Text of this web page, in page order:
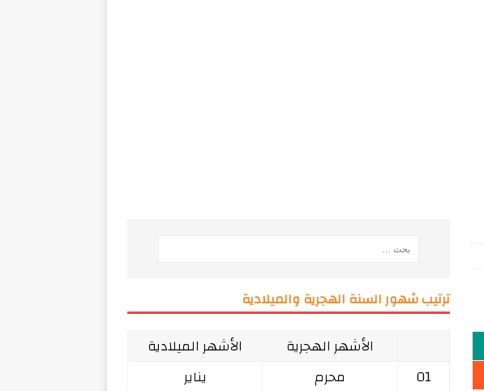
ترتيب شهور السنة الهجرية والميلادية
الأشهر الهجرية
الأشهر الميلادية
01
محرم
يناير